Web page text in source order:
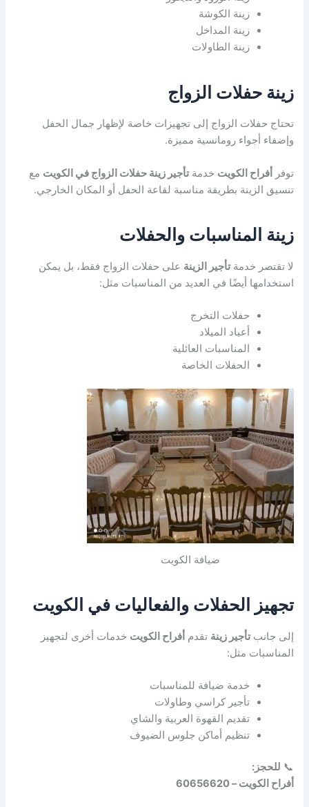
زينة الكوشة
زينة المداخل
زينة الطاولات
زينة حفلات الزواج
تحتاج حفلات الزواج إلى تجهيزات خاصة لإظهار جمال الحفل
وإضفاء أجواء رومانسية مميزة.
توفر أفراح الكويت خدمةتأجير زينة حفلات الزواج في الكويت مع
تنسيق الزينة بطريقة مناسبة لقاعة الحفل أو المكان الخارجي.
زينة المناسبات والحفلات
لا تقتصر خدمةتأجير الزينة على حفلات الزواج فقط، بل يمكن
استخدامها أيضًا في العديد من المناسبات مثل:
حفلات التخرج
أعياد الميلاد
المناسبات العائلية
الحفلات الخاصة
ضيافة الكويت
تجهيز الحفلات والفعاليات في الكويت
إلى جانبتأجير زينة تقدم أفراح الكويت خدمات أخرى لتجهيز
المناسبات مثل:
خدمة ضيافة للمناسبات
تأجير كراسي وطاولات
تقديم القهوة العربية والشاي
تنظيم أماكن جلوس الضيوف
📞 للحجز:
أفراح الكويت – 60656620